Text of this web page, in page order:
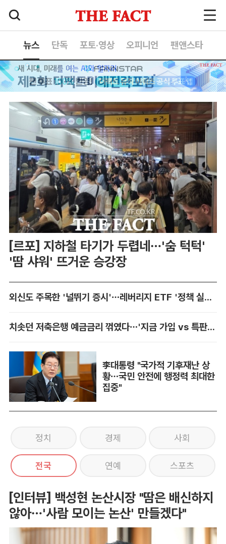
뉴스 단독 포토·영상 오피니언 팬앤스타
[르포] 지하철 타기가 두렵네…'숨 턱턱'
'땀 샤워' 뜨거운 승강장
외신도 주목한 '널뛰기 증시'…레버리지 ETF '정책 실패' 책임론 공방
치솟던 저축은행 예금금리 꺾였다…'지금 가입 vs 특판 대기' 셈법 복잡
李대통령 "국가적 기후재난 상
황…국민 안전에 행정력 최대한
집중"
정치 경제 사회
전국 연예 스포츠
[인터뷰] 백성현 논산시장 "땀은 배신하지
않아…'사람 모이는 논산' 만들겠다"